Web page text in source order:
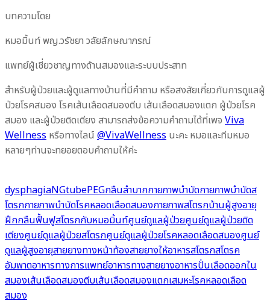
บทความโดย
หมอมิ้นท์ พญ.วรัชยา วลัยลักษณาภรณ์
แพทย์ผู้เชี่ยวชาญทางด้านสมองและระบบประสาท
สำหรับผู้ป่วยและผู้ดูแลทางบ้านที่มีคำถาม หรือสงสัยเกี่ยวกับการดูแลผู้
ป่วยโรคสมอง โรคเส้นเลือดสมองตีบ เส้นเลือดสมองแตก ผู้ป่วยโรค
สมอง และผู้ป่วยติดเตียง สามารถส่งข้อความคำถามได้ที่เพจ Viva
Wellness หรือทางไลน์ @VivaWellness นะคะ หมอและทีมหมอ
หลายๆท่านจะทยอยตอบคำถามให้ค่ะ
dysphagiaNGtubePEGกลืนลำบากกายภาพบำบัดกายภาพบำบัดส
โตรกกายภาพบำบัดโรคหลอดเลือดสมองกายภาพสโตรกบ้านผู้สูงอายุ
ฝึกกลืนฟื้นฟูสโตรกกับหมอมิ้นท์ศูนย์ดูแลผู้ป่วยศูนย์ดูแลผู้ป่วยติด
เตียงศูนย์ดูแลผู้ป่วยสโตรกศูนย์ดูแลผู้ป่วยโรคหลอดเลือดสมองศูนย์
ดูแลผู้สูงอายุสายยางทางหน้าท้องสายยางให้อาหารสโตรกสโตรค
อัมพาตอาหารทางการแพทย์อาหารทางสายยางอาหารปั่นเลือดออกใน
สมองเส้นเลือดสมองตีบเส้นเลือดสมองแตกเสมหะโรคหลอดเลือด
สมอง